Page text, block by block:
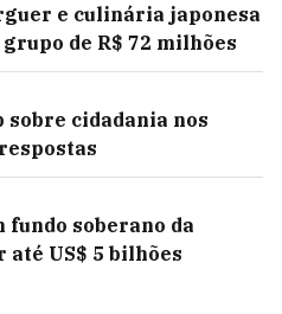
e culinária japonesa
de R$ 72 milhões
sobre cidadania nos
fundo soberano da
US$ 5 bilhões